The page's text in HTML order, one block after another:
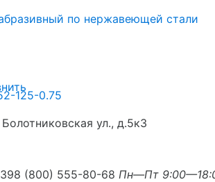
по нержавеющей стали
ул., д.5к3
8 (800) 555-80-68 Пн—Пт